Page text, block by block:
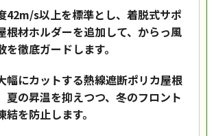
42m/s以上を標準とし、着脱式サポ
根材ホルダーを追加して、からっ風
を徹底ガードします。
幅にカットする熱線遮断ポリカ屋根
夏の昇温を抑えつつ、冬のフロント
結を防止します。